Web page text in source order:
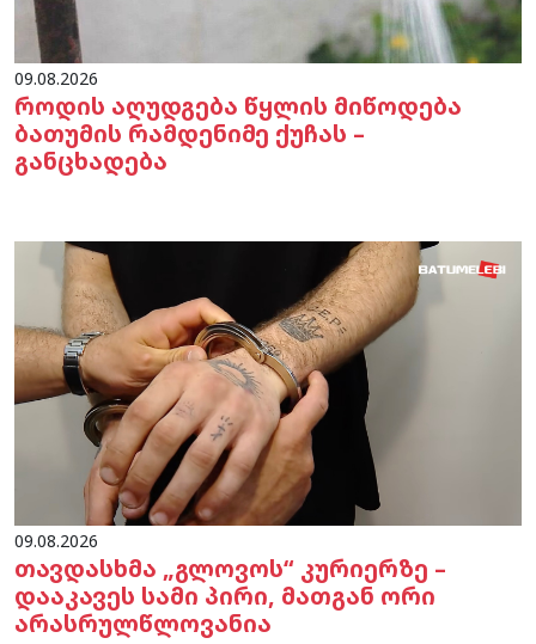
09.08.2026
როდის აღუდგება წყლის მიწოდება
ბათუმის რამდენიმე ქუჩას –
განცხადება
09.08.2026
თავდასხმა „გლოვოს“ კურიერზე –
დააკავეს სამი პირი, მათგან ორი
არასრულწლოვანია